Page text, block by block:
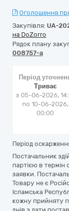
Оголошення
Закупівля: UA-
на DoZorro
Рядок плану
008757-a
Період
Триває
з 05-06-2026,
по 10-06-2026,
00:00
Період
Постачальник
партією в термін
заявки.
Товару не є
Ісламська
кожну прийняту